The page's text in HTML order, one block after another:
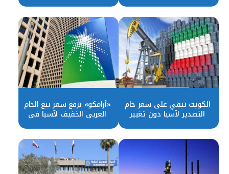
الكويت تبقي على سعر خام
التصدير لآسيا دون تغيير
«أرامكو» ترفع سعر بيع الخام
العربي الخفيف لآسيا في